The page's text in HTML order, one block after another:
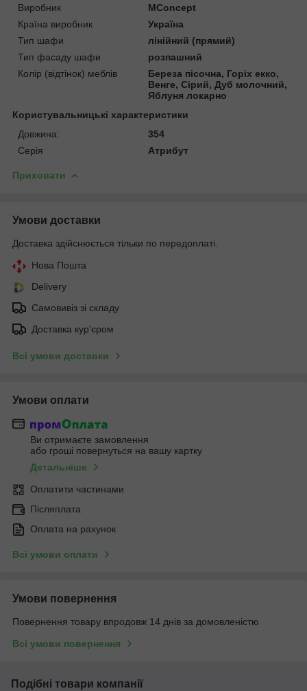
Виробник
MConcept
Країна виробник
Україна
Тип шафи
лінійний (прямий)
Тип фасаду шафи
розпашний
Колір (відтінок) меблів
Береза пісочна, Горіх екко,
Венге, Сірий, Дуб молочний,
Яблуня локарно
Користувальницькі характеристики
Довжина:
354
Серія
Атрибут
Приховати
Умови доставки
Доставка здійснюється тільки по передоплаті.
Нова Пошта
Delivery
Самовивіз зі складу
Доставка кур'єром
Всі умови доставки
Умови оплати
Ви отримаєте замовлення
або гроші повернуться на вашу картку
Детальніше
Оплатити частинами
Післяплата
Оплата на рахунок
Всі умови оплати
Умови повернення
Повернення товару впродовж 14 днів за домовленістю
Всі умови повернення
Подібні товари компанії